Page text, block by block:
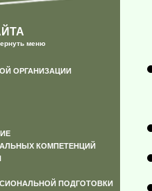
меню
ОРГАНИЗАЦИИ
КОМПЕТЕНЦИЙ
ПОДГОТОВКИ